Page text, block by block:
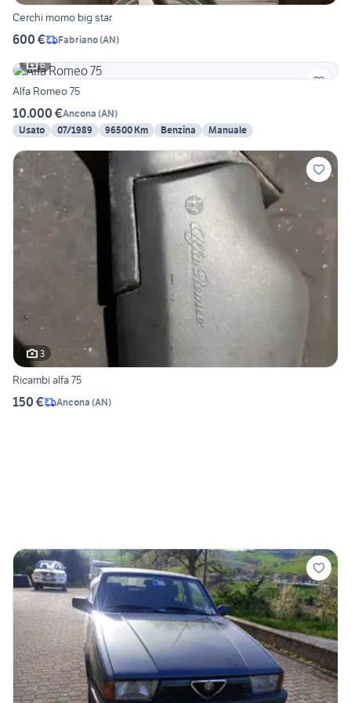
Cerchi momo big star
600 € Fabriano(AN)
6
Alfa Romeo 75
10.000 €Ancona (AN)
Usato
07/1989 96500 Km Benzina Manuale
3
Ricambi alfa 75
150 € Ancona (AN)